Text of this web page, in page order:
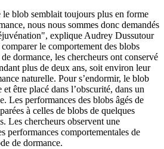
blob semblait toujours plus en forme
nous nous sommes donc demandés
explique Audrey Dussutour
le comportement des blobs
dormance, les chercheurs ont conservé
plus de deux ans, soit environ leur
naturelle. Pour s’endormir, le blob
être placé dans l’obscurité, dans un
Les performances des blobs âgés de
à celles de blobs de quelques
Les chercheurs observent une
performances comportementales de
de dormance.